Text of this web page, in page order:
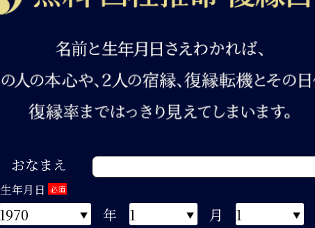
おなまえ
生年月日 必須
年 月